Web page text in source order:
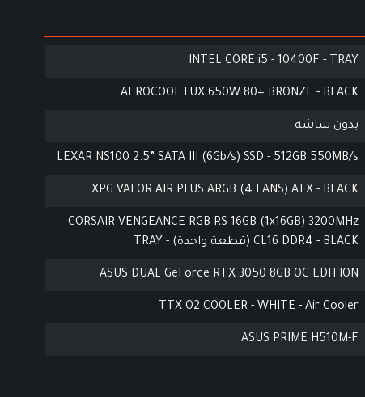
INTEL CORE i5 - 10400F - TRAY
AEROCOOL LUX 650W 80+ BRONZE - BLACK
بدون شاشة
LEXAR NS100 2.5” SATA III (6Gb/s) SSD - 512GB 550MB/s
XPG VALOR AIR PLUS ARGB (4 FANS) ATX - BLACK
CORSAIR VENGEANCE RGB RS 16GB (1x16GB) 3200MHz
CL16 DDR4 - BLACK (قطعة واحدة) - TRAY
ASUS DUAL GeForce RTX 3050 8GB OC EDITION
TTX O2 COOLER - WHITE - Air Cooler
ASUS PRIME H510M-F